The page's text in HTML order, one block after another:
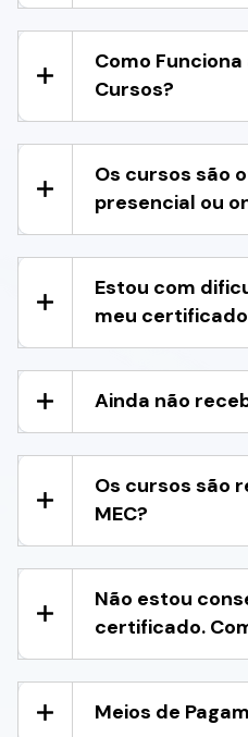
Como
Cursos?
Os cursos são
presencial ou
Estou com
meu
Ainda não
Os cursos são
MEC?
Não estou
certificado.
Meios de